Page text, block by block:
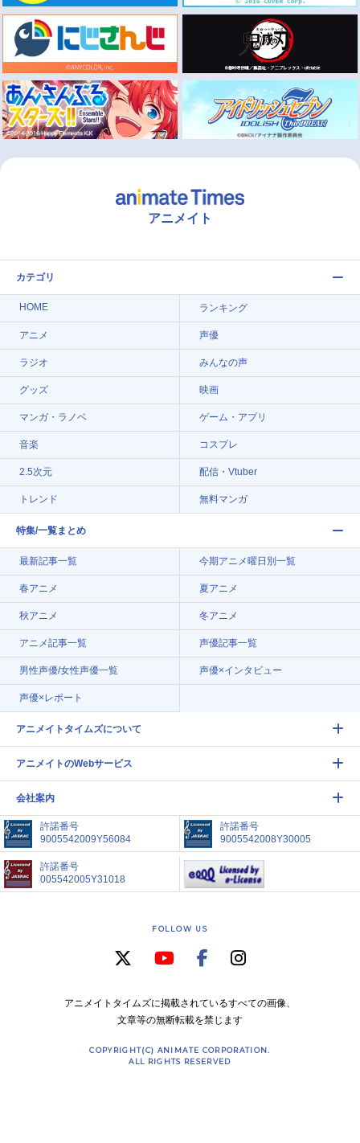
アニメイト
カテゴリ
HOME ランキング
アニメ 声優
ラジオ みんなの声
グッズ 映画
マンガ・ラノベ ゲーム・アプリ
音楽 コスプレ
2.5次元 配信・Vtuber
トレンド 無料マンガ
特集/一覧まとめ
最新記事一覧 今期アニメ曜日別一覧
春アニメ 夏アニメ
秋アニメ 冬アニメ
アニメ記事一覧 声優記事一覧
男性声優/女性声優一覧 声優×インタビュー
声優×レポート
アニメイトタイムズについて
アニメイトのWebサービス
会社案内
許諾番号
9005542009Y56084
許諾番号
9005542008Y30005
許諾番号
005542005Y31018
FOLLOW US
アニメイトタイムズに掲載されているすべての画像、
文章等の無断転載を禁じます
COPYRIGHT(C) ANIMATE CORPORATION.
ALL RIGHTS RESERVED